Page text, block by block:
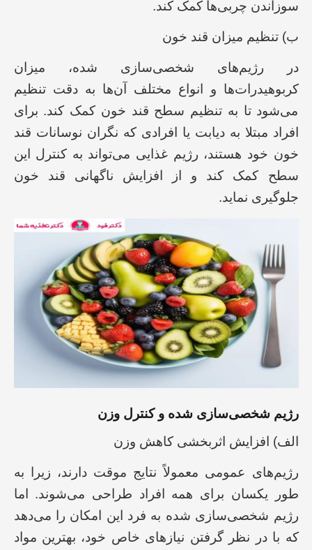
سوزاندن چربی‌ها کمک کند.
ب) تنظیم میزان قند خون
در رژیم‌های شخصی‌سازی شده، میزان
کربوهیدرات‌ها و انواع مختلف آن‌ها به دقت تنظیم
می‌شود تا به تنظیم سطح قند خون کمک کند. برای
افراد مبتلا به دیابت یا افرادی که نگران نوسانات قند
خون خود هستند، رژیم غذایی می‌تواند به کنترل این
سطح کمک کند و از افزایش ناگهانی قند خون
جلوگیری نماید.
رژیم شخصی‌سازی شده و کنترل وزن
الف) افزایش اثربخشی کاهش وزن
رژیم‌های عمومی معمولاً نتایج موقت دارند، زیرا به
طور یکسان برای همه افراد طراحی می‌شوند. اما
رژیم شخصی‌سازی شده به فرد این امکان را می‌دهد
که با در نظر گرفتن نیازهای خاص خود، بهترین مواد